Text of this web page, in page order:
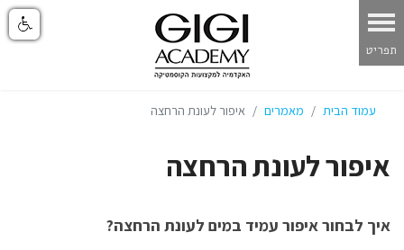
עמוד הבית מאמרים איפור לעונת הרחצה
איפור לעונת הרחצה
איך לבחור איפור עמיד במים לעונת הרחצה?